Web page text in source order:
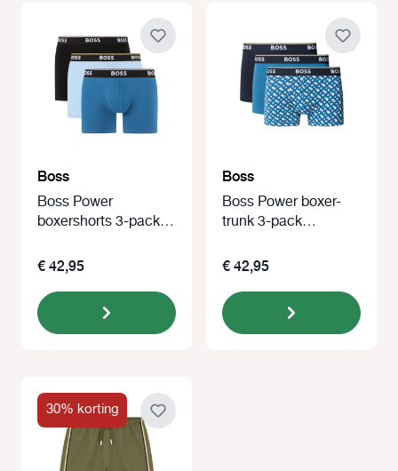
Boss
Boss Power
boxershorts 3-pack
€ 42,95
Boss
Boss Power boxer-
trunk 3-pack
€ 42,95
30% korting